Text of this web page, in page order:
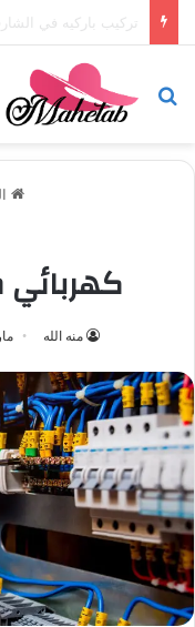
تركيب باركيه في
بحث عن
منه الله